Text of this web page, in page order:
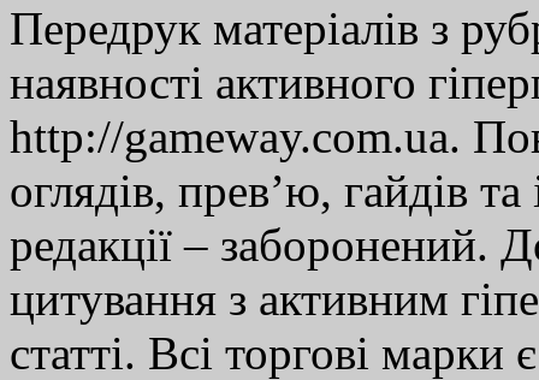
Передрук матеріалів з
наявності активного
http://gameway.com.ua.
оглядів, прев’ю, гайдів
редакції – заборонений.
цитування з активним
статті. Всі торгові марки